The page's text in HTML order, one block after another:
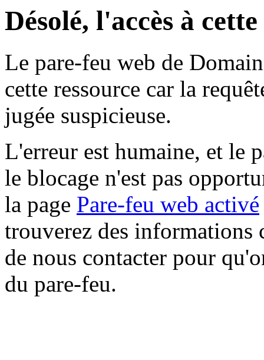
Désolé, l'accès à
Le pare-feu web de
cette ressource car la
jugée suspicieuse.
L'erreur est humaine, et le
le blocage n'est pas
la page Pare-feu web activé
trouverez des informations
de nous contacter pour
du pare-feu.